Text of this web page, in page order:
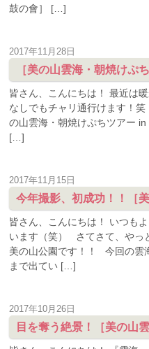
鼓の會］ […]
2017年11月28日
［美の山雲海・朝焼けぷ
皆さん、こんにちは！ 最近は
なしでもチャリ通行けます！
の山雲海・朝焼けぷちツアー
[…]
2017年11月15日
今年撮影、初成功！！［
皆さん、こんにちは！ いつも
います（笑） さてさて、やっ
美の山公園です！！ 今回の雲
まで出てい […]
2017年10月26日
目を奪う絶景！［美の山